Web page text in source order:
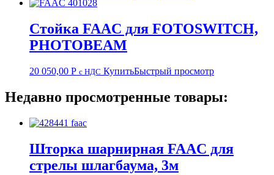
Стойка FAAC для FOTOSWITCH,
PHOTOBEAM
20 050,00 Р с НДС КупитьБыстрый просмотр
Недавно просмотренные товары:
Шторка шарнирная FAAC для
стрелы шлагбаума, 3м